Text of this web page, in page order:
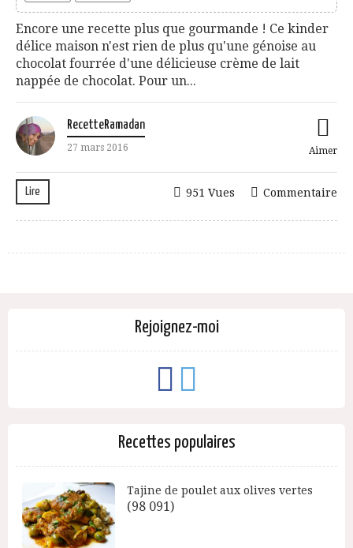
Encore une recette plus que gourmande ! Ce kinder
délice maison n'est rien de plus qu'une génoise au
chocolat fourrée d'une délicieuse crème de lait
nappée de chocolat. Pour un...
RecetteRamadan
27 mars 2016 Aimer
Lire Commentaire
951 Vues
Rejoignez-moi
Recettes populaires
Tajine de poulet aux olives vertes
(98 091)